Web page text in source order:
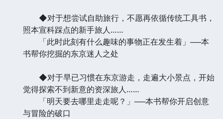
◆对于想尝试自助旅行，不愿再依循传统工具书，
照本宣科踩点的新手旅人……
「此时此刻有什么趣味的事物正在发生着」──本
书帮你挖掘的东京迷人之处
◆对于早已习惯在东京游走，走遍大小景点，开始
觉得探索不到新意的资深旅人……
「明天要去哪里走走呢？」──本书帮你开启创意
与冒险的破口